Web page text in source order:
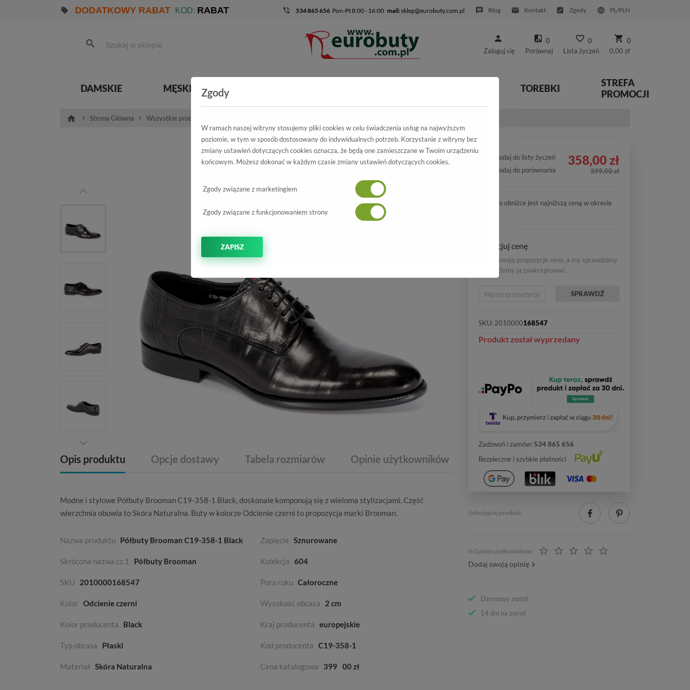
DODATKOWY RABAT KOD: RABAT 534 865 656 Pon-Pt 8:00 - 16:00 mail:sklep@eurobuty.com.pl Blog Kontakt Zgody PL/PLN
Zaloguj się
0
Porównaj
0
Lista życzeń
0
0,00 zł
DAMSKIE MĘSKIE TOREBKI
STREFA
PROMOCJI
Strona Główna Wszystkie produkty
Półbuty Brooman
C19-358-1 Black
-10%
Opis produktu Opcje dostawy Tabela rozmiarów Opinie użytkowników
Modne i stylowe Półbuty Brooman C19-358-1 Black, doskonale komponują się z wieloma stylizacjami. Część
wierzchnia obuwia toSkóra Naturalna. Buty w kolorze Odcienie czerni to propozycja marki Brooman.
Nazwa produktu Półbuty Brooman C19-358-1 Black
Skrócona nazwa cz.1 Półbuty Brooman
SKU 2010000168547
Kolor Odcienie czerni
Kolor producenta Black
Typ obcasa Płaski
Materiał Skóra Naturalna
Zapięcie Sznurowane
Kolekcja 604
Pora roku Całoroczne
Wysokość obcasa 2 cm
Kraj producenta europejskie
Kod producenta C19-358-1
Cena katalogowa 399 00 zł
Dodaj do listy życzeń
Dodaj do porównania
358,00 zł
399,00 zł
Cena po obniżce jest najniższą ceną w okresie
Negocjuj cenę
Wpisz swoją propozycje ceny, a my sprawdzimy
czy możemy ją zaakceptować.
SPRAWDŹ
SKU: 2010000168547
Produkt został wyprzedany
Zadzwoń i zamów: 534 865 656
Bezpieczne i szybkie płatności
Udostępnij produkt:
0 Opinie użytkowników
Dodaj swoją opinię
Darmowy zwrot
14 dni na zwrot
Zgody
W ramach naszej witryny stosujemy pliki cookies w celu świadczenia usług na najwyższym
poziomie, w tym w sposób dostosowany do indywidualnych potrzeb. Korzystanie z witryny bez
zmiany ustawień dotyczących cookies oznacza, że będą one zamieszczane w Twoim urządzeniu
końcowym. Możesz dokonać w każdym czasie zmiany ustawień dotyczących cookies.
Zgody związane z marketingiem
Zgody związane z funkcjonowaniem strony
ZAPISZ